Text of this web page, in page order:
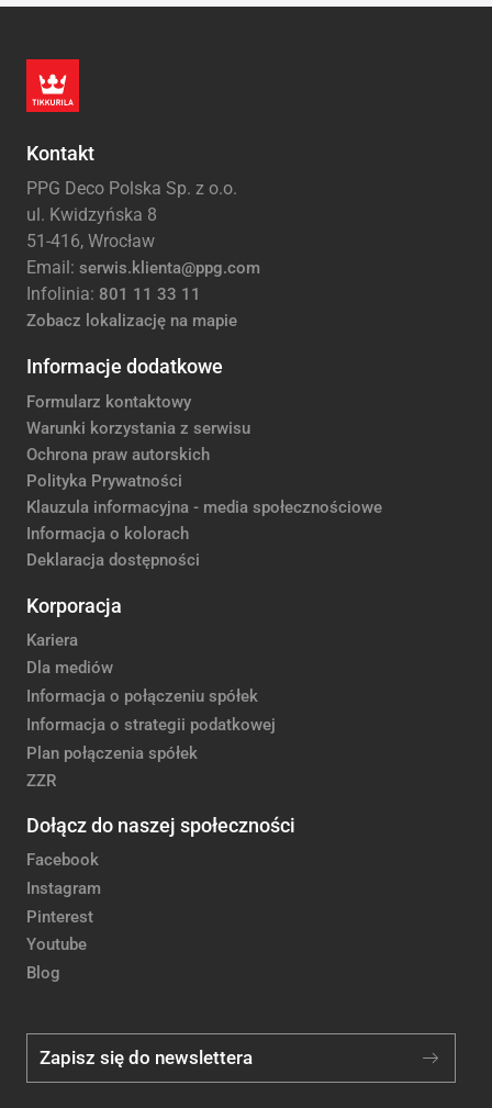
Kontakt
PPG Deco Polska Sp. z o.o.
ul. Kwidzyńska 8
51-416, Wrocław
Email: serwis.klienta@ppg.com
Infolinia: 801 11 33 11
Zobacz lokalizację na mapie
Informacje dodatkowe
Formularz kontaktowy
Warunki korzystania z serwisu
Ochrona praw autorskich
Polityka Prywatności
Klauzula informacyjna - media społecznościowe
Informacja o kolorach
Deklaracja dostępności
Korporacja
Kariera
Dla mediów
Informacja o połączeniu spółek
Informacja o strategii podatkowej
Plan połączenia spółek
ZZR
Dołącz do naszej społeczności
Facebook
Instagram
Pinterest
Youtube
Blog
Zapisz się do newslettera